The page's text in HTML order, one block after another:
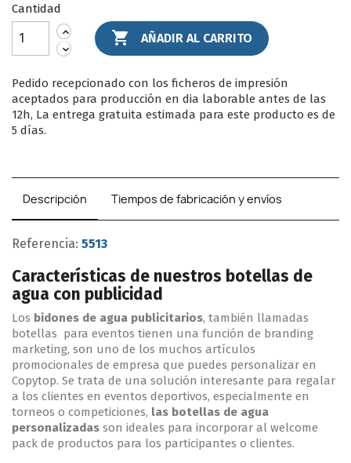
Cantidad
 AÑADIR AL CARRITO
Pedido recepcionado con los ficheros de impresión
aceptados para producción en dia laborable antes de las
12h, La entrega gratuita estimada para este producto es de
5 días.
Descripción Tiempos de fabricación y envíos
Referencia: 5513
Características de nuestros botellas de
agua con publicidad
Los bidones de agua publicitarios, también llamadas
botellas para eventos tienen una función de branding
marketing, son uno de los muchos artículos
promocionales de empresa que puedes personalizar en
Copytop. Se trata de una solución interesante para regalar
a los clientes en eventos deportivos, especialmente en
torneos o competiciones, las botellas de agua
personalizadas son ideales para incorporar al welcome
pack de productos para los participantes o clientes.